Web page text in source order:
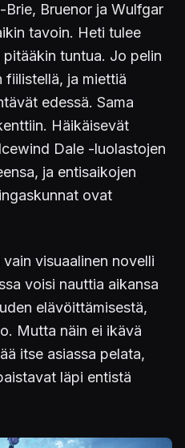
Bruenor ja Wulfgar
tavoin. Heti tulee
tuntua. Jo pelin
fiilistellä, ja miettiä
edessä. Sama
Häikäisevät
Dale -luolastojen
ja entisaikojen
ovat
visuaalinen novelli
voisi nauttia aikansa
elävöittämisestä,
Mutta näin ei ikävä
itse asiassa pelata,
läpi entistä